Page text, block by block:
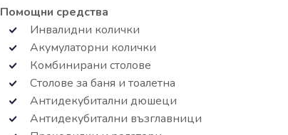
Помощни средства
Инвалидни колички
Акумулаторни колички
Комбинирани столове
Столове за баня и тоалетна
Антидекубитални дюшеци
Антидекубитални възглавници